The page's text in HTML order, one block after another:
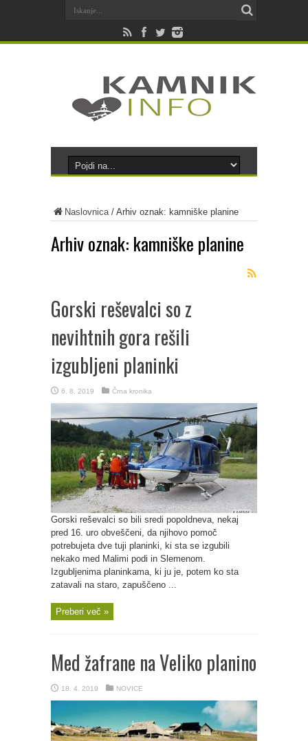
Naslovnica/ Arhiv oznak: kamniške planine
Arhiv oznak: kamniške planine
Gorski reševalci so z
nevihtnih gora rešili
izgubljeni planinki
6. 8. 2019 Črna kronika
Gorski reševalci so bili sredi popoldneva, nekaj
pred 16. uro obveščeni, da njihovo pomoč
potrebujeta dve tuji planinki, ki sta se izgubili
nekako med Malimi podi in Slemenom.
Izgubljenima planinkama, ki ju je, potem ko sta
zatavali na staro, zapuščeno ...
Preberi več »
Med žafrane na Veliko planino
18. 4. 2019 NOVICE